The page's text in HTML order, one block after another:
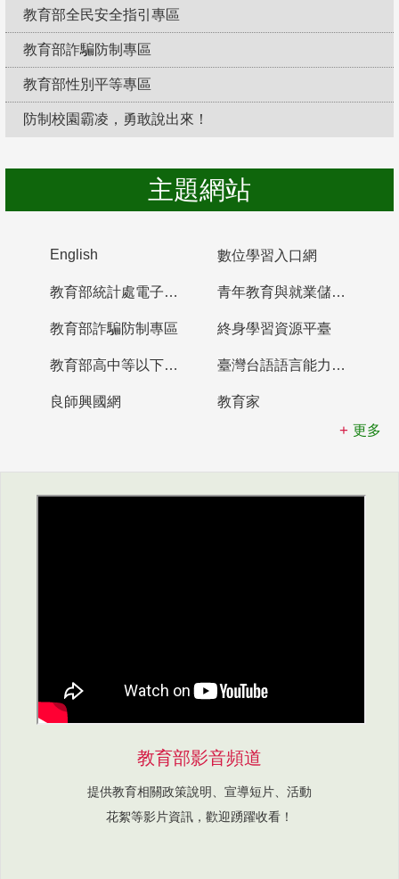
教育部全民安全指引專區
教育部詐騙防制專區
教育部性別平等專區
防制校園霸凌，勇敢說出來！
主題網站
English 數位學習入口網
教育部統計處電子書櫃 青年教育與就業儲蓄帳戶
教育部詐騙防制專區 終身學習資源平臺
教育部高中等以下學校及幼兒園教師資格檢定考試 臺灣台語語言能力認證網站
良師興國網
教育家
更多
教育部影音頻道
提供教育相關政策說明、宣導短片、活動
花絮等影片資訊，歡迎踴躍收看！